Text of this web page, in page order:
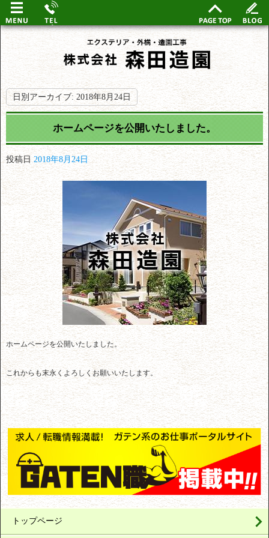
日別アーカイブ:2018年8月24日
ホームページを公開いたしました。
投稿日 2018年8月24日
ホームページを公開いたしました。
これからも末永くよろしくお願いいたします。
トップページ